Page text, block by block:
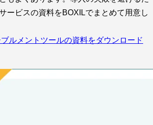
ービスの資料をBOXILでまとめて用意し
ルメントツールの資料をダウンロード